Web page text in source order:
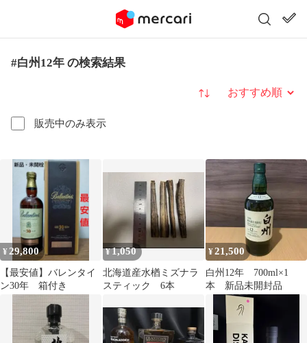
#白州12年 の検索結果
販売中のみ表示
並び替え
¥ 29,800
【最安値】バレンタイ
ン30年 箱付き
¥1,050
北海道産水楢ミズナラ
スティック 6本
¥21,500
白州12年 700ml×1
本 新品未開封品